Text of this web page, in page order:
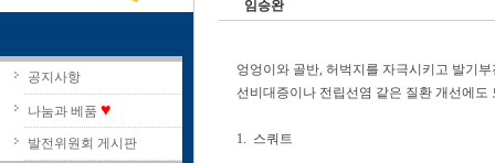
공지사항
나눔과 베품 ♥
발전위원회 게시판
임승완
엉엉이와 골반, 허벅지를 자극시키고 발기
선비대증이나 전립선염 같은 질환 개선에
1. 스쿼트